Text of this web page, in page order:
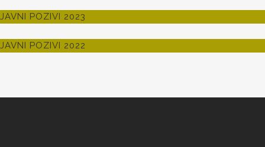
JAVNI POZIVI 2023
JAVNI POZIVI 2022